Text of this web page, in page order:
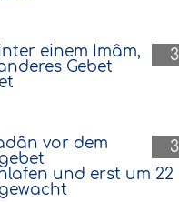
3
einem Imâm,
Gebet
3
vor dem
und erst um 22